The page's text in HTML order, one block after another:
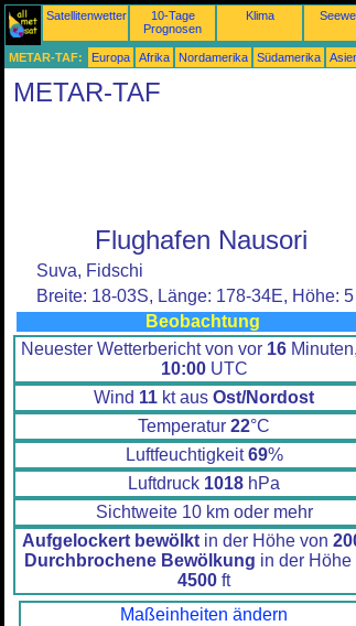
Satellitenwetter
10-Tage
Prognosen
Klima
METAR-TAF: Europa Afrika Nordamerika Südamerika
METAR-TAF
Flughafen Nausori
Suva, Fidschi
Breite: 18-03S, Länge: 178-34E, Höhe:
Beobachtung
Neuester Wetterbericht von vor 16
10:00UTC
Wind 11 kt aus Ost/Nordost
Temperatur 22°C
Luftfeuchtigkeit69%
Luftdruck 1018 hPa
Sichtweite 10 km oder mehr
Aufgelockert bewölkt in der Höhe von
Durchbrochene Bewölkung in der Höhe
4500 ft
Maßeinheiten ändern